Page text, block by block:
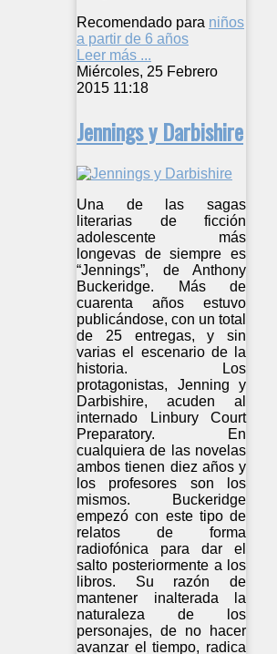
Recomendado para niños
a partir de 6 años
Leer más ...
Miércoles, 25 Febrero
2015 11:18
Jennings y Darbishire
Una de las sagas
literarias de ficción
adolescente más
longevas de siempre es
“Jennings”, de Anthony
Buckeridge. Más de
cuarenta años estuvo
publicándose, con un total
de 25 entregas, y sin
varias el escenario de la
historia. Los
protagonistas, Jenning y
Darbishire, acuden al
internado Linbury Court
Preparatory. En
cualquiera de las novelas
ambos tienen diez años y
los profesores son los
mismos. Buckeridge
empezó con este tipo de
relatos de forma
radiofónica para dar el
salto posteriormente a los
libros. Su razón de
mantener inalterada la
naturaleza de los
personajes, de no hacer
avanzar el tiempo, radica